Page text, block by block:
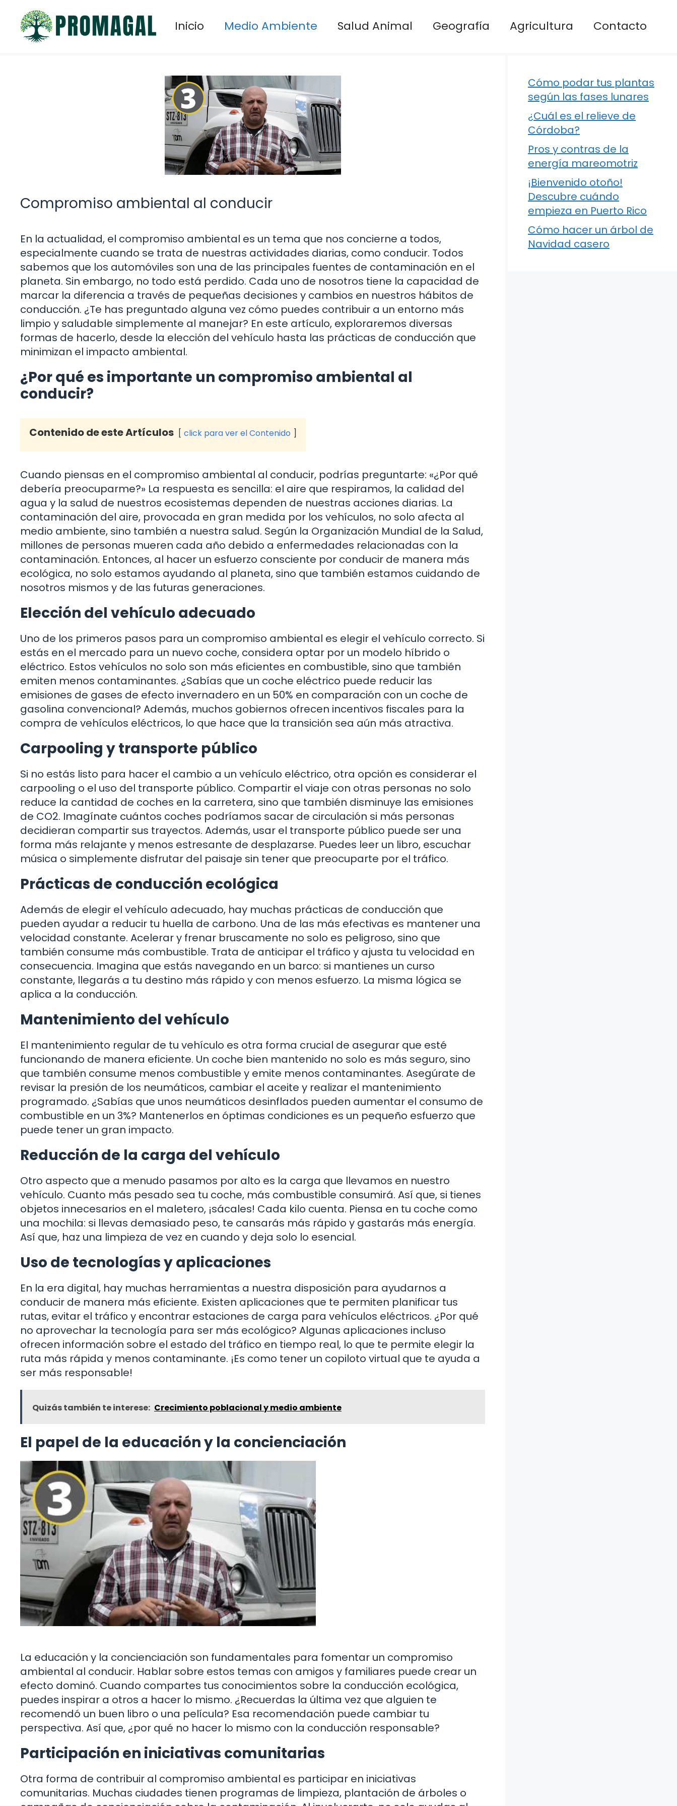
contenido
Inicio Medio Ambiente Salud Animal Geografía Agricultura Contacto
Compromiso ambiental al conducir
En la actualidad, el compromiso ambiental es un tema que nos concierne a todos,
especialmente cuando se trata de nuestras actividades diarias, como conducir. Todos
sabemos que los automóviles son una de las principales fuentes de contaminación en el
planeta. Sin embargo, no todo está perdido. Cada uno de nosotros tiene la capacidad de
marcar la diferencia a través de pequeñas decisiones y cambios en nuestros hábitos de
conducción. ¿Te has preguntado alguna vez cómo puedes contribuir a un entorno más
limpio y saludable simplemente al manejar? En este artículo, exploraremos diversas
formas de hacerlo, desde la elección del vehículo hasta las prácticas de conducción que
minimizan el impacto ambiental.
¿Por qué es importante un compromiso ambiental al
conducir?
Contenido de este Artículos click para ver el Contenido
Cuando piensas en el compromiso ambiental al conducir, podrías preguntarte: «¿Por qué
debería preocuparme?» La respuesta es sencilla: el aire que respiramos, la calidad del
agua y la salud de nuestros ecosistemas dependen de nuestras acciones diarias. La
contaminación del aire, provocada en gran medida por los vehículos, no solo afecta al
medio ambiente, sino también a nuestra salud. Según la Organización Mundial de la Salud,
millones de personas mueren cada año debido a enfermedades relacionadas con la
contaminación. Entonces, al hacer un esfuerzo consciente por conducir de manera más
ecológica, no solo estamos ayudando al planeta, sino que también estamos cuidando de
nosotros mismos y de las futuras generaciones.
Elección del vehículo adecuado
Uno de los primeros pasos para un compromiso ambiental es elegir el vehículo correcto. Si
estás en el mercado para un nuevo coche, considera optar por un modelo híbrido o
eléctrico. Estos vehículos no solo son más eficientes en combustible, sino que también
emiten menos contaminantes. ¿Sabías que un coche eléctrico puede reducir las
emisiones de gases de efecto invernadero en un 50% en comparación con un coche de
gasolina convencional? Además, muchos gobiernos ofrecen incentivos fiscales para la
compra de vehículos eléctricos, lo que hace que la transición sea aún más atractiva.
Carpooling y transporte público
Si no estás listo para hacer el cambio a un vehículo eléctrico, otra opción es considerar el
carpooling o el uso del transporte público. Compartir el viaje con otras personas no solo
reduce la cantidad de coches en la carretera, sino que también disminuye las emisiones
de CO2. Imagínate cuántos coches podríamos sacar de circulación si más personas
decidieran compartir sus trayectos. Además, usar el transporte público puede ser una
forma más relajante y menos estresante de desplazarse. Puedes leer un libro, escuchar
música o simplemente disfrutar del paisaje sin tener que preocuparte por el tráfico.
Prácticas de conducción ecológica
Además de elegir el vehículo adecuado, hay muchas prácticas de conducción que
pueden ayudar a reducir tu huella de carbono. Una de las más efectivas es mantener una
velocidad constante. Acelerar y frenar bruscamente no solo es peligroso, sino que
también consume más combustible. Trata de anticipar el tráfico y ajusta tu velocidad en
consecuencia. Imagina que estás navegando en un barco: si mantienes un curso
constante, llegarás a tu destino más rápido y con menos esfuerzo. La misma lógica se
aplica a la conducción.
Mantenimiento del vehículo
El mantenimiento regular de tu vehículo es otra forma crucial de asegurar que esté
funcionando de manera eficiente. Un coche bien mantenido no solo es más seguro, sino
que también consume menos combustible y emite menos contaminantes. Asegúrate de
revisar la presión de los neumáticos, cambiar el aceite y realizar el mantenimiento
programado. ¿Sabías que unos neumáticos desinflados pueden aumentar el consumo de
combustible en un 3%? Mantenerlos en óptimas condiciones es un pequeño esfuerzo que
puede tener un gran impacto.
Reducción de la carga del vehículo
Otro aspecto que a menudo pasamos por alto es la carga que llevamos en nuestro
vehículo. Cuanto más pesado sea tu coche, más combustible consumirá. Así que, si tienes
objetos innecesarios en el maletero, ¡sácales! Cada kilo cuenta. Piensa en tu coche como
una mochila: si llevas demasiado peso, te cansarás más rápido y gastarás más energía.
Así que, haz una limpieza de vez en cuando y deja solo lo esencial.
Uso de tecnologías y aplicaciones
En la era digital, hay muchas herramientas a nuestra disposición para ayudarnos a
conducir de manera más eficiente. Existen aplicaciones que te permiten planificar tus
rutas, evitar el tráfico y encontrar estaciones de carga para vehículos eléctricos. ¿Por qué
no aprovechar la tecnología para ser más ecológico? Algunas aplicaciones incluso
ofrecen información sobre el estado del tráfico en tiempo real, lo que te permite elegir la
ruta más rápida y menos contaminante. ¡Es como tener un copiloto virtual que te ayuda a
ser más responsable!
Quizás también te interese: Crecimiento poblacional y medio ambiente
El papel de la educación y la concienciación
La educación y la concienciación son fundamentales para fomentar un compromiso
ambiental al conducir. Hablar sobre estos temas con amigos y familiares puede crear un
efecto dominó. Cuando compartes tus conocimientos sobre la conducción ecológica,
puedes inspirar a otros a hacer lo mismo. ¿Recuerdas la última vez que alguien te
recomendó un buen libro o una película? Esa recomendación puede cambiar tu
perspectiva. Así que, ¿por qué no hacer lo mismo con la conducción responsable?
Participación en iniciativas comunitarias
Otra forma de contribuir al compromiso ambiental es participar en iniciativas
comunitarias. Muchas ciudades tienen programas de limpieza, plantación de árboles o
Cómo podar tus plantas
según las fases lunares
¿Cuál es el relieve de
Córdoba?
Pros y contras de la
energía mareomotriz
¡Bienvenido otoño!
Descubre cuándo
empieza en Puerto Rico
Cómo hacer un árbol de
Navidad casero